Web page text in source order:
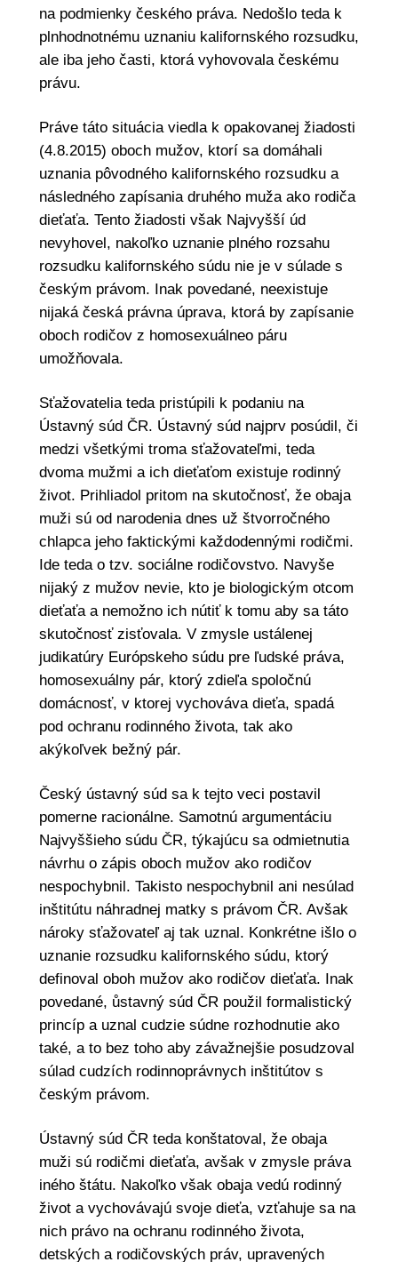
na podmienky českého práva. Nedošlo teda k
plnhodnotnému uznaniu kalifornského rozsudku,
ale iba jeho časti, ktorá vyhovovala českému
právu.
Práve táto situácia viedla k opakovanej žiadosti
(4.8.2015) oboch mužov, ktorí sa domáhali
uznania pôvodného kalifornského rozsudku a
následného zapísania druhého muža ako rodiča
dieťaťa. Tento žiadosti však Najvyšší úd
nevyhovel, nakoľko uznanie plného rozsahu
rozsudku kalifornského súdu nie je v súlade s
českým právom. Inak povedané, neexistuje
nijaká česká právna úprava, ktorá by zapísanie
oboch rodičov z homosexuálneo páru
umožňovala.
Sťažovatelia teda pristúpili k podaniu na
Ústavný súd ČR. Ústavný súd najprv posúdil, či
medzi všetkými troma sťažovateľmi, teda
dvoma mužmi a ich dieťaťom existuje rodinný
život. Prihliadol pritom na skutočnosť, že obaja
muži sú od narodenia dnes už štvorročného
chlapca jeho faktickými každodennými rodičmi.
Ide teda o tzv. sociálne rodičovstvo. Navyše
nijaký z mužov nevie, kto je biologickým otcom
dieťaťa a nemožno ich nútiť k tomu aby sa táto
skutočnosť zisťovala. V zmysle ustálenej
judikatúry Európskeho súdu pre ľudské práva,
homosexuálny pár, ktorý zdieľa spoločnú
domácnosť, v ktorej vychováva dieťa, spadá
pod ochranu rodinného života, tak ako
akýkoľvek bežný pár.
Český ústavný súd sa k tejto veci postavil
pomerne racionálne. Samotnú argumentáciu
Najvyššieho súdu ČR, týkajúcu sa odmietnutia
návrhu o zápis oboch mužov ako rodičov
nespochybnil. Takisto nespochybnil ani nesúlad
inštitútu náhradnej matky s právom ČR. Avšak
nároky sťažovateľ aj tak uznal. Konkrétne išlo o
uznanie rozsudku kalifornského súdu, ktorý
definoval oboh mužov ako rodičov dieťaťa. Inak
povedané, ůstavný súd ČR použil formalistický
princíp a uznal cudzie súdne rozhodnutie ako
také, a to bez toho aby závažnejšie posudzoval
súlad cudzích rodinnoprávnych inštitútov s
českým právom.
Ústavný súd ČR teda konštatoval, že obaja
muži sú rodičmi dieťaťa, avšak v zmysle práva
iného štátu. Nakoľko však obaja vedú rodinný
život a vychovávajú svoje dieťa, vzťahuje sa na
nich právo na ochranu rodinného života,
detských a rodičovských práv, upravených